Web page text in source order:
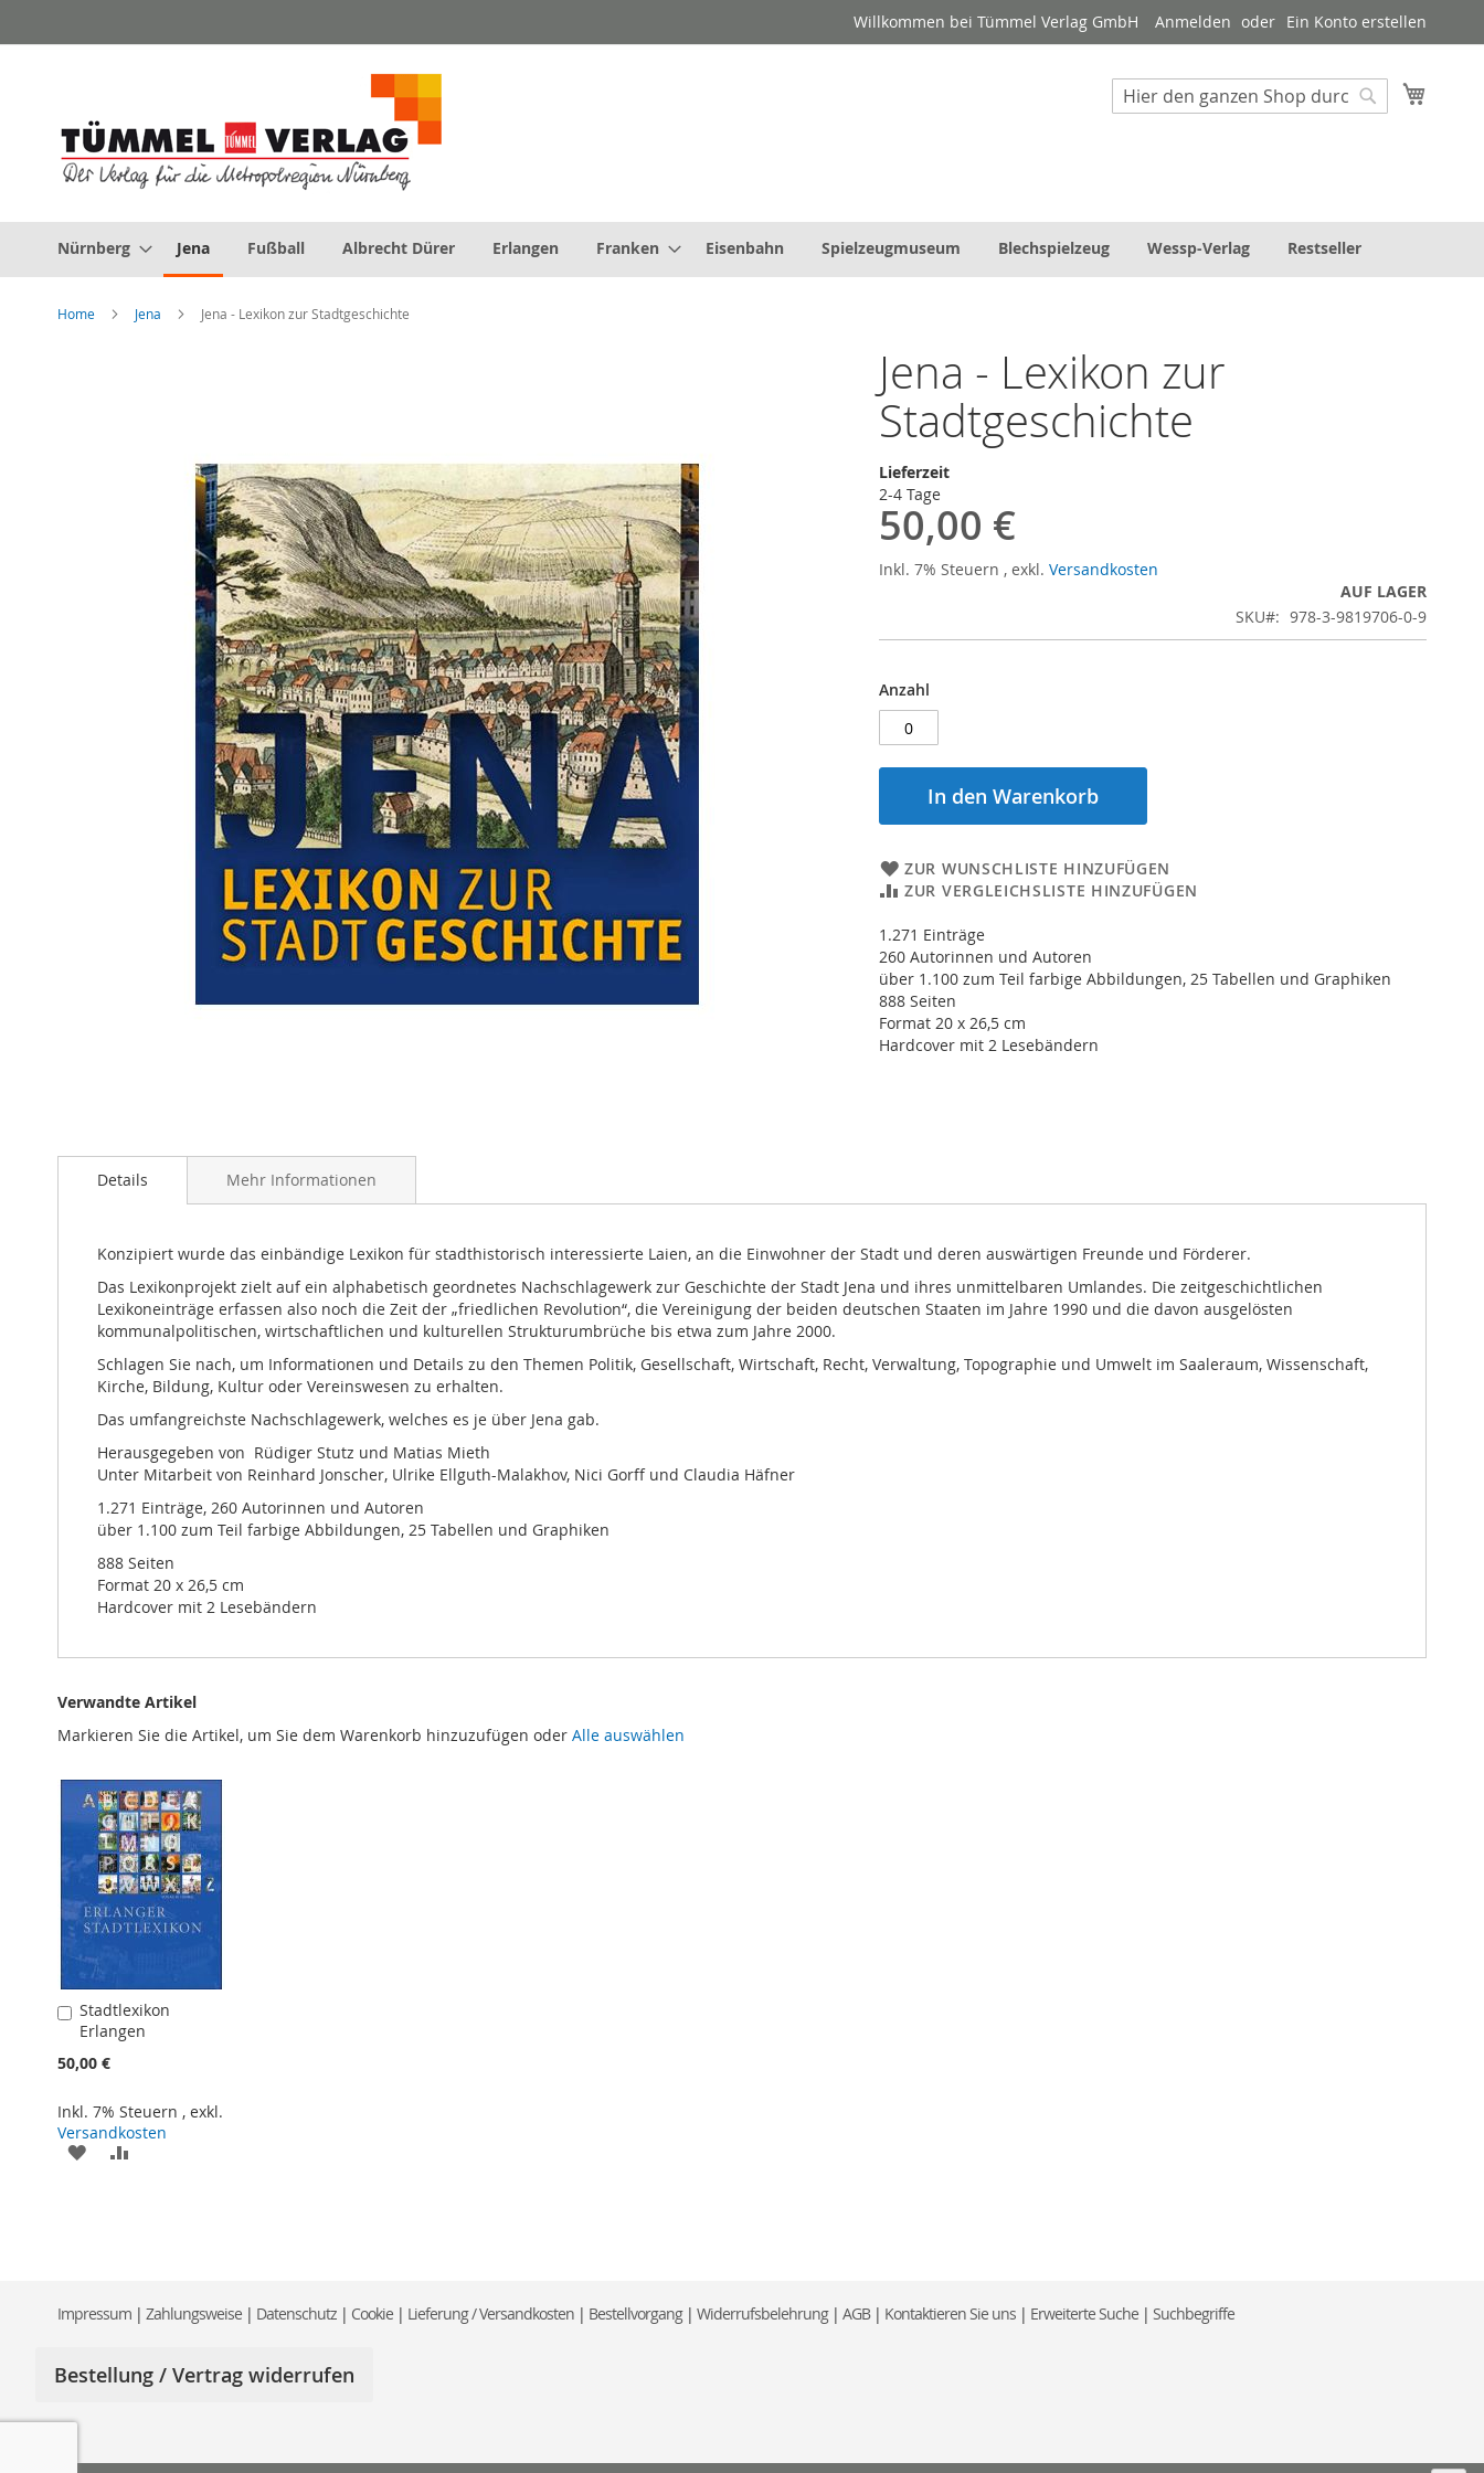
zum
Willkommen bei Tümmel Verlag GmbH Anmelden Ein Konto erstellen
Suche
Nürnberg Jena Fußball Albrecht Dürer Erlangen Franken Eisenbahn Spielzeugmuseum Blechspielzeug Wessp-Verlag Restseller
Home Jena Jena - Lexikon zur Stadtgeschichte
Anfang
Jena - Lexikon zur
Stadtgeschichte
Lieferzeit
2-4 Tage
50,00 €
Inkl. 7% Steuern , exkl. Versandkosten
AUF LAGER
SKU
978-3-9819706-0-9
Anzahl
In den Warenkorb
ZUR WUNSCHLISTE HINZUFÜGEN
ZUR VERGLEICHSLISTE HINZUFÜGEN
1.271 Einträge
260 Autorinnen und Autoren
über 1.100 zum Teil farbige Abbildungen, 25 Tabellen und Graphiken
888 Seiten
Format 20 x 26,5 cm
Hardcover mit 2 Lesebändern
Details
Konzipiert wurde das einbändige Lexikon für stadthistorisch interessierte Laien, an die Einwohner der Stadt und deren auswärtigen Freunde und Förderer.
Das Lexikonprojekt zielt auf ein alphabetisch geordnetes Nachschlagewerk zur Geschichte der Stadt Jena und ihres unmittelbaren Umlandes. Die zeitgeschichtlichen
Lexikoneinträge erfassen also noch die Zeit der „friedlichen Revolution“, die Vereinigung der beiden deutschen Staaten im Jahre 1990 und die davon ausgelösten
kommunalpolitischen, wirtschaftlichen und kulturellen Strukturumbrüche bis etwa zum Jahre 2000.
Schlagen Sie nach, um Informationen und Details zu den Themen Politik, Gesellschaft, Wirtschaft, Recht, Verwaltung, Topographie und Umwelt im Saaleraum, Wissenschaft,
Kirche, Bildung, Kultur oder Vereinswesen zu erhalten.
Das umfangreichste Nachschlagewerk, welches es je über Jena gab.
Herausgegeben von Rüdiger Stutz und Matias Mieth
Unter Mitarbeit von Reinhard Jonscher, Ulrike Ellguth-Malakhov, Nici Gorff und Claudia Häfner
1.271 Einträge, 260 Autorinnen und Autoren
über 1.100 zum Teil farbige Abbildungen, 25 Tabellen und Graphiken
888 Seiten
Format 20 x 26,5 cm
Hardcover mit 2 Lesebändern
Mehr Informationen
Verwandte Artikel
Markieren Sie die Artikel, um Sie dem Warenkorb hinzuzufügen oder Alle auswählen
Stadtlexikon
Erlangen
50,00 €
Inkl. 7% Steuern , exkl.
Versandkosten
In
den
Warenkorb
ZUR
Impressum | Zahlungsweise | Datenschutz | Cookie | Lieferung / Versandkosten | Bestellvorgang| Widerrufsbelehrung| AGB| Kontaktieren Sie uns | Erweiterte Suche | Suchbegriffe
Bestellung / Vertrag widerrufen